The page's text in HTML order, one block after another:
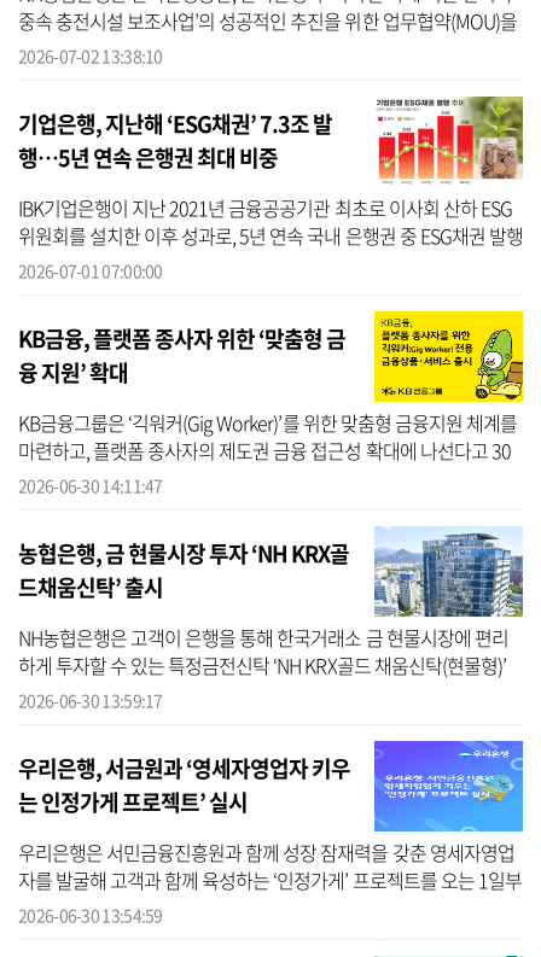
중속 충전시설 보조사업’의 성공적인 추진을 위한 업무협약(MOU)을
체결했다고 2일 밝혔다. NH농협은행에 따르면 3사는 이날 협약으로
2026-07-02 13:38:10
기업은행, 지난해 ‘ESG채권’ 7.3조 발
행…5년 연속 은행권 최대 비중
IBK기업은행이 지난 2021년 금융공공기관 최초로 이사회 산하 ESG
위원회를 설치한 이후 성과로, 5년 연속 국내 은행권 중 ESG채권 발행
규모 최다를 기록하며 녹색금융을 선도하고 있다는 평가를 받고 있
2026-07-01 07:00:00
KB금융, 플랫폼 종사자 위한 ‘맞춤형 금
융 지원’ 확대
KB금융그룹은 ‘긱워커(Gig Worker)’를 위한 맞춤형 금융지원 체계를
마련하고, 플랫폼 종사자의 제도권 금융 접근성 확대에 나선다고 30
일 밝혔다. KB금융에 따르면 긱워커는 플랫폼을 기반으로 다양한 일
2026-06-30 14:11:47
농협은행, 금 현물시장 투자 ‘NH KRX골
드채움신탁’ 출시
NH농협은행은 고객이 은행을 통해 한국거래소 금 현물시장에 편리
하게 투자할 수 있는 특정금전신탁 ‘NH KRX골드 채움신탁(현물형)’
신상품을 출시한다고 30일 밝혔다. NH농협은행에 따르면 ‘NH KRX골
2026-06-30 13:59:17
우리은행, 서금원과 ‘영세자영업자 키우
는 인정가게 프로젝트’ 실시
우리은행은 서민금융진흥원과 함께 성장 잠재력을 갖춘 영세자영업
자를 발굴해 고객과 함께 육성하는 ‘인정가게’ 프로젝트를 오는 1일부
터 실시한다고 밝혔다. 우리은행에 따르면 ‘인정가게’는 우리미소금
2026-06-30 13:54:59